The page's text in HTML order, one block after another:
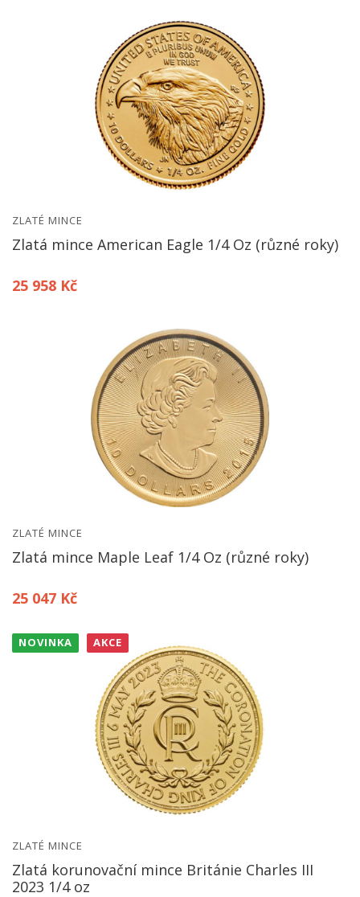
ZLATÉ MINCE
Zlatá mince American Eagle 1/4 Oz (různé roky)
25 958 Kč
ZLATÉ MINCE
Zlatá mince Maple Leaf 1/4 Oz (různé roky)
25 047 Kč
NOVINKA AKCE
ZLATÉ MINCE
Zlatá korunovační mince Británie Charles III
2023 1/4 oz